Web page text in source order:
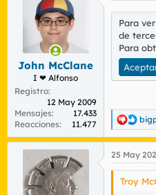
o
n
e
s
John McClane
I ❤ Alfonso
Registro
12 May 2009
Mensajes
17.433
Reacciones
11.477
Para
de
Para
R
e
a
c
c
25 May
Troy